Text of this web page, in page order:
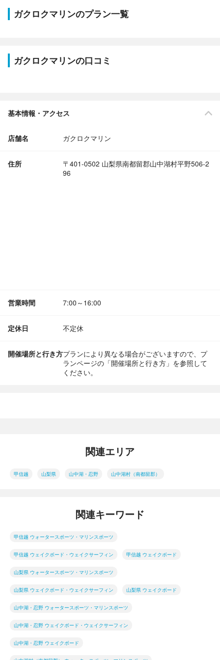
ガクロクマリンのプラン一覧
ガクロクマリンの口コミ
基本情報・アクセス
店舗名 ガクロクマリン
住所
〒401-0502 山梨県南都留郡山中湖村平野506-2
96
営業時間 7:00～16:00
定休日 不定休
開催場所と行き方プランにより異なる場合がございますので、プ
ランページの「開催場所と行き方」を参照して
ください。
関連エリア
甲信越 山梨県 山中湖・忍野 山中湖村（南都留郡）
関連キーワード
甲信越 ウォータースポーツ・マリンスポーツ
甲信越 ウェイクボード・ウェイクサーフィン 甲信越 ウェイクボード
山梨県 ウォータースポーツ・マリンスポーツ
山梨県 ウェイクボード・ウェイクサーフィン 山梨県 ウェイクボード
山中湖・忍野 ウォータースポーツ・マリンスポーツ
山中湖・忍野 ウェイクボード・ウェイクサーフィン
山中湖・忍野 ウェイクボード